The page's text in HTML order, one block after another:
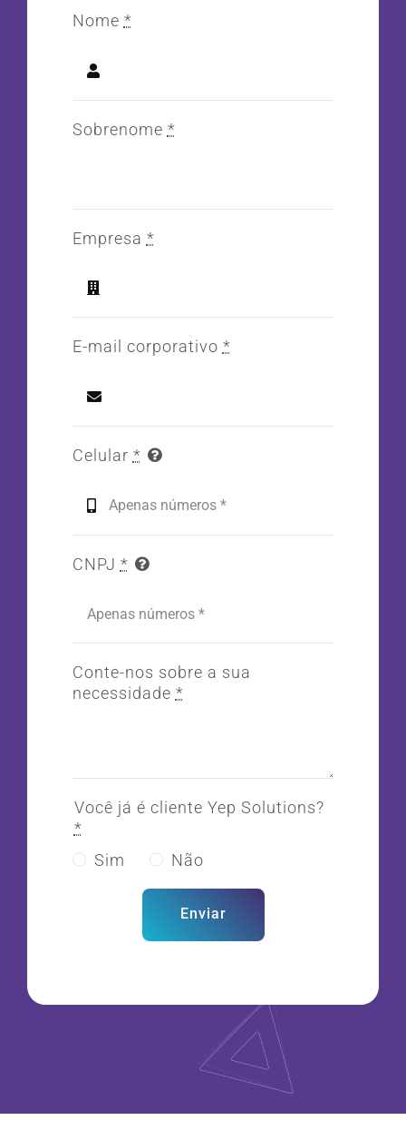
Nome *
Sobrenome *
Empresa *
E-mail corporativo *
Celular *
CNPJ *
Conte-nos sobre a sua
necessidade *
Você já é cliente Yep Solutions?
*
Sim
Não
Enviar